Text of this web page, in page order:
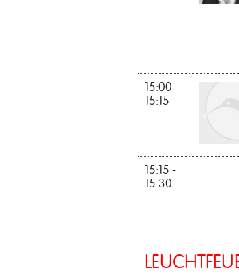
15:00 -
15:15
15:15 -
15:30